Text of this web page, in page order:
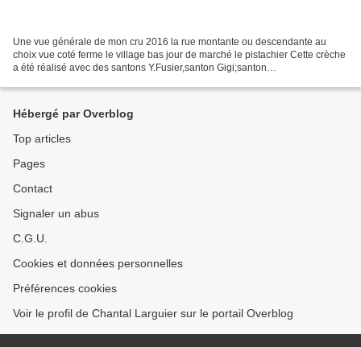
Une vue générale de mon cru 2016 la rue montante ou descendante au
choix vue coté ferme le village bas jour de marché le pistachier Cette crèche
a été réalisé avec des santons Y.Fusier,santon Gigi;santon
Hébergé par Overblog
Top articles
Pages
Contact
Signaler un abus
C.G.U.
Cookies et données personnelles
Préférences cookies
Voir le profil de Chantal Larguier sur le portail Overblog